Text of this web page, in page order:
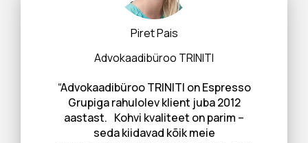
Helari Hellenurm
Agape Eesti
“Head masinad, kvaliteetne kohv ja
sõbralik klienditeenindus – sellised on
meie poolt pakutud märksõnad seoses
Espresso Grupiga. Oleme Espresso